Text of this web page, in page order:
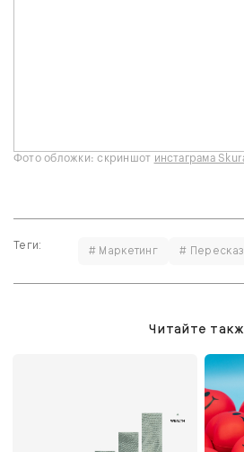
Фото обложки: скриншот инстаграма
Теги: # Маркетинг # Пересказ
Читайте